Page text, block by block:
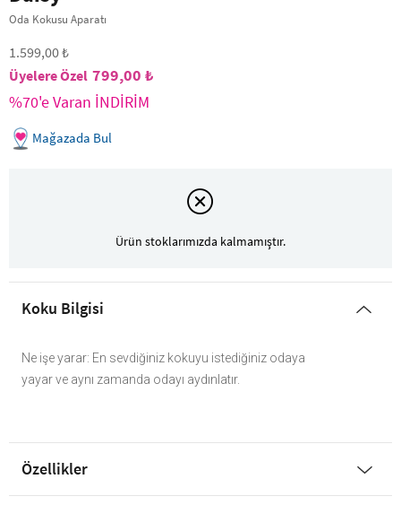
Oda Kokusu Aparatı
1.599,00 ₺
799,00 ₺
%70'e Varan İNDİRİM
Mağazada Bul
Ürün stoklarımızda kalmamıştır.
Koku Bilgisi
Ne işe yarar: En sevdiğiniz kokuyu istediğiniz odaya
yayar ve aynı zamanda odayı aydınlatır.
Özellikler